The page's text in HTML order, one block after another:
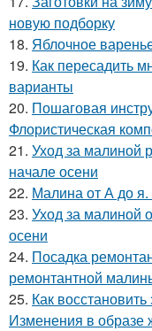
новую подборку
18. Яблочное
19. Как пересадить
варианты
20. Пошаговая
Флористическая
21. Уход за малиной
начале осени
22. Малина от А до
23. Уход за малиной
осени
24. Посадка
ремонтантной
25. Как
Изменения в образе